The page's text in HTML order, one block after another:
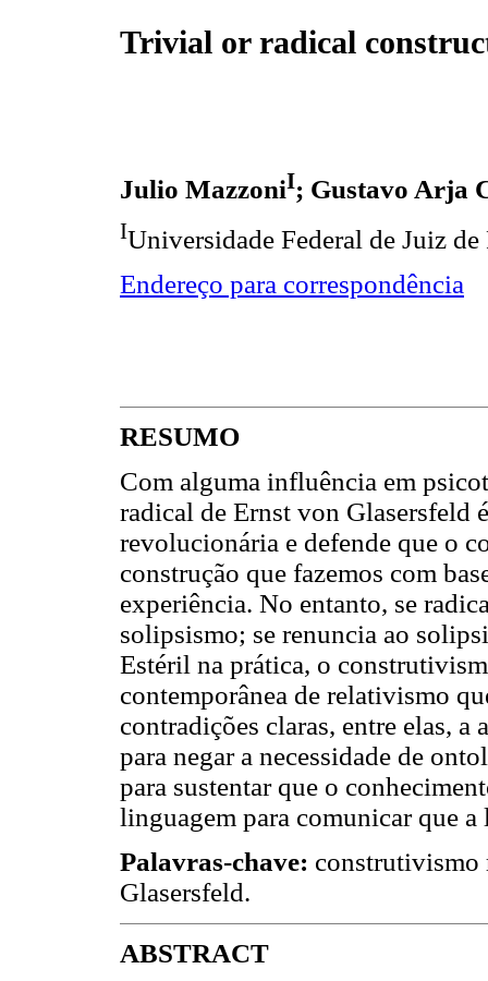
Trivial or radical
Julio MazzoniI; Gustavo Arja
IUniversidade Federal de Juiz
Endereço para correspondência
RESUMO
Com alguma influência em
radical de Ernst von Glasersfeld
revolucionária e defende que o
construção que fazemos com
experiência. No entanto, se
solipsismo; se renuncia ao
Estéril na prática, o
contemporânea de relativismo
contradições claras, entre elas,
para negar a necessidade de
para sustentar que o
linguagem para comunicar que
Palavras-chave: construtivismo
Glasersfeld.
ABSTRACT